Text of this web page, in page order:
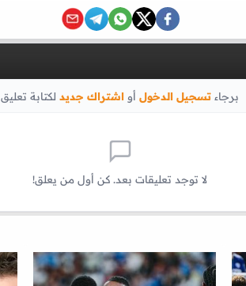
برجاء تسجيل الدخول أو اشتراك جديد لكتابة تعليق
لا توجد تعليقات بعد. كن أول من يعلق!